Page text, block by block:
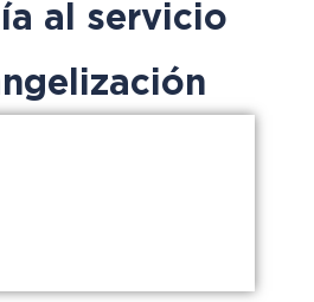
al servicio